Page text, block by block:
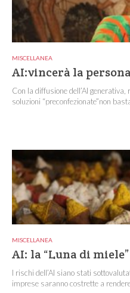
MISCELLANEA
AI:vincerà la
Con la diffusione dell’AI
soluzioni “preconfezionate”non
MISCELLANEA
AI: la “Luna di
I rischi dell’AI siano stati
imprese saranno costrette a